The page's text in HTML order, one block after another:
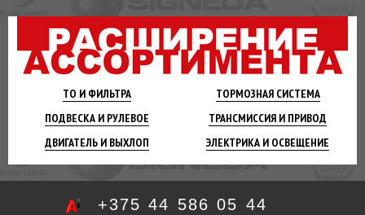
ТО И ФИЛЬТРА ТОРМОЗНАЯСИСТЕМА
ПОДВЕСКА И РУЛЕВОЕ ТРАНСМИССИЯ И ПРИВОД
ДВИГАТЕЛЬ И ВЫХЛОП ЭЛЕКТРИКА И ОСВЕЩЕНИЕ
+375 44 586 05 44